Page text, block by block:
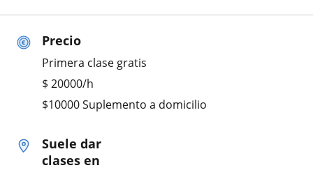
Precio
Primera clase gratis
$ 20000/h
$10000 Suplemento a domicilio
Suele dar
clases en